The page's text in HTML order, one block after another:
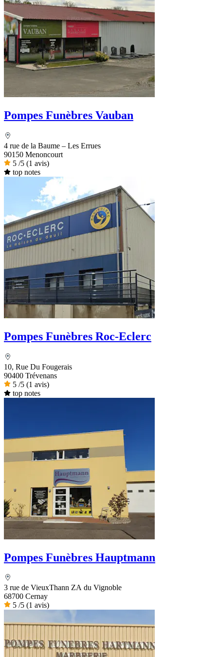
Pompes Funèbres Vauban
4 rue de la Baume – Les Errues
90150 Menoncourt
5 /5 (1 avis)
top notes
Pompes Funèbres Roc-Eclerc
10, Rue Du Fougerais
90400 Trévenans
5 /5 (1 avis)
top notes
Pompes Funèbres Hauptmann
3 rue de VieuxThann ZA du Vignoble
68700 Cernay
5 /5 (1 avis)